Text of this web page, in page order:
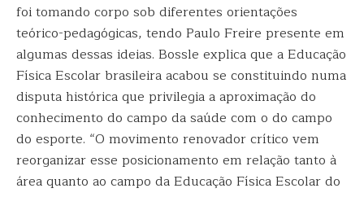
foi tomando corpo sob diferentes orientações
teórico-pedagógicas, tendo Paulo Freire presente em
algumas dessas ideias. Bossle explica que a Educação
Física Escolar brasileira acabou se constituindo numa
disputa histórica que privilegia a aproximação do
conhecimento do campo da saúde com o do campo
do esporte. “O movimento renovador crítico vem
reorganizar esse posicionamento em relação tanto à
área quanto ao campo da Educação Física Escolar do